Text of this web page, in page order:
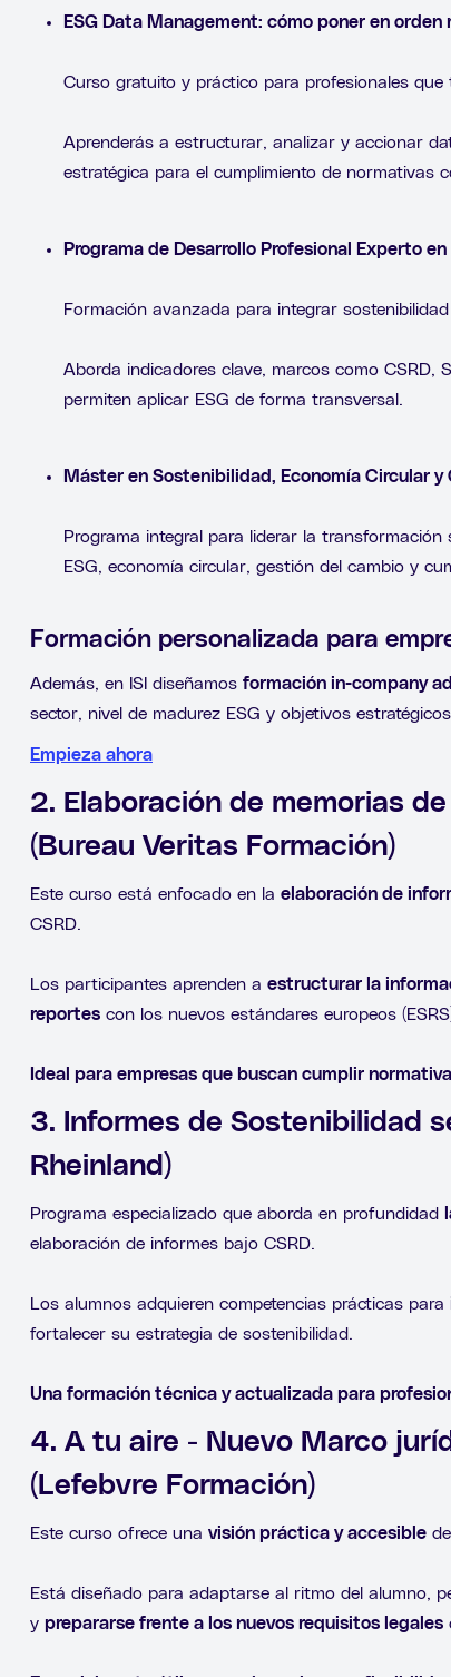
ESG Data Management: cómo poner en orden
Curso gratuito y práctico para profesionales
Aprenderás a estructurar, analizar y accionar
estratégica para el cumplimiento de normativas
Programa de Desarrollo Profesional Experto en
Formación avanzada para integrar
Aborda indicadores clave, marcos como CSRD,
permiten aplicar ESG de forma transversal.
Máster en Sostenibilidad, Economía Circular y
Programa integral para liderar la
ESG, economía circular, gestión del cambio y
Formación personalizada para
Además, en ISI diseñamos formación in-company
sector, nivel de madurez ESG y objetivos
Empieza ahora
2. Elaboración de memorias
(Bureau Veritas Formación)
Este curso está enfocado en la elaboración de
CSRD.
Los participantes aprenden a estructurar la
reportes con los nuevos estándares europeos
Ideal para empresas que buscan cumplir
3. Informes de Sostenibilidad
Rheinland)
Programa especializado que aborda en profundidad
elaboración de informes bajo CSRD.
Los alumnos adquieren competencias prácticas para
fortalecer su estrategia de sostenibilidad.
Una formación técnica y actualizada para
4. A tu aire - Nuevo Marco
(Lefebvre Formación)
Este curso ofrece una visión práctica y accesible
Está diseñado para adaptarse al ritmo del alumno,
y prepararse frente a los nuevos requisitos legales